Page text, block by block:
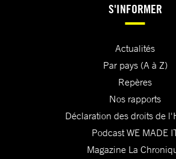
S'INFORMER
Actualités
Par pays (A à Z)
Repères
Nos rapports
Déclaration des droits de
Podcast WE MADE
Magazine La